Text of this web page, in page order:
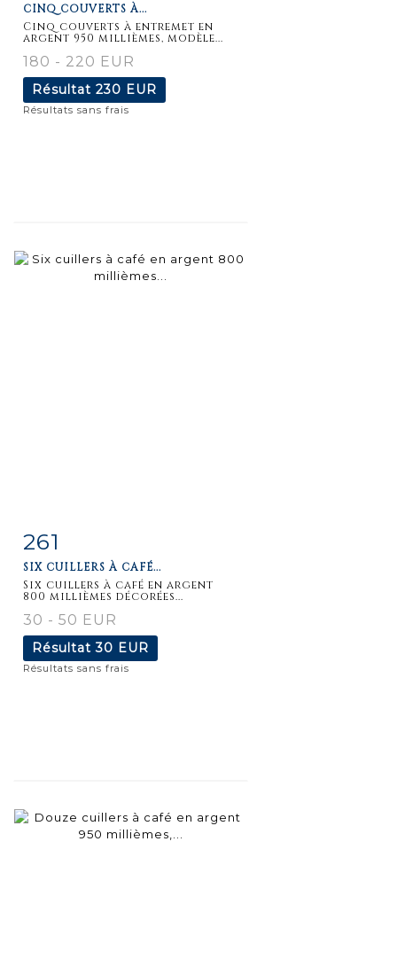
détaillée
CINQ COUVERTS À...
Cinq couverts à entremet en
argent 950 millièmes, modèle...
180 - 220 EUR
Résultat 230 EUR
Résultats sans frais
261
SIX CUILLERS À CAFÉ...
Six cuillers à café en argent
800 millièmes décorées...
30 - 50 EUR
Résultat30 EUR
Résultats sans frais